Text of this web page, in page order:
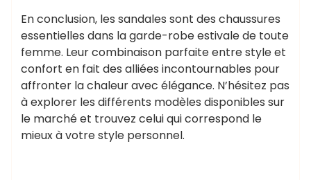
En conclusion, les sandales sont des chaussures
essentielles dans la garde-robe estivale de toute
femme. Leur combinaison parfaite entre style et
confort en fait des alliées incontournables pour
affronter la chaleur avec élégance. N’hésitez pas
à explorer les différents modèles disponibles sur
le marché et trouvez celui qui correspond le
mieux à votre style personnel.